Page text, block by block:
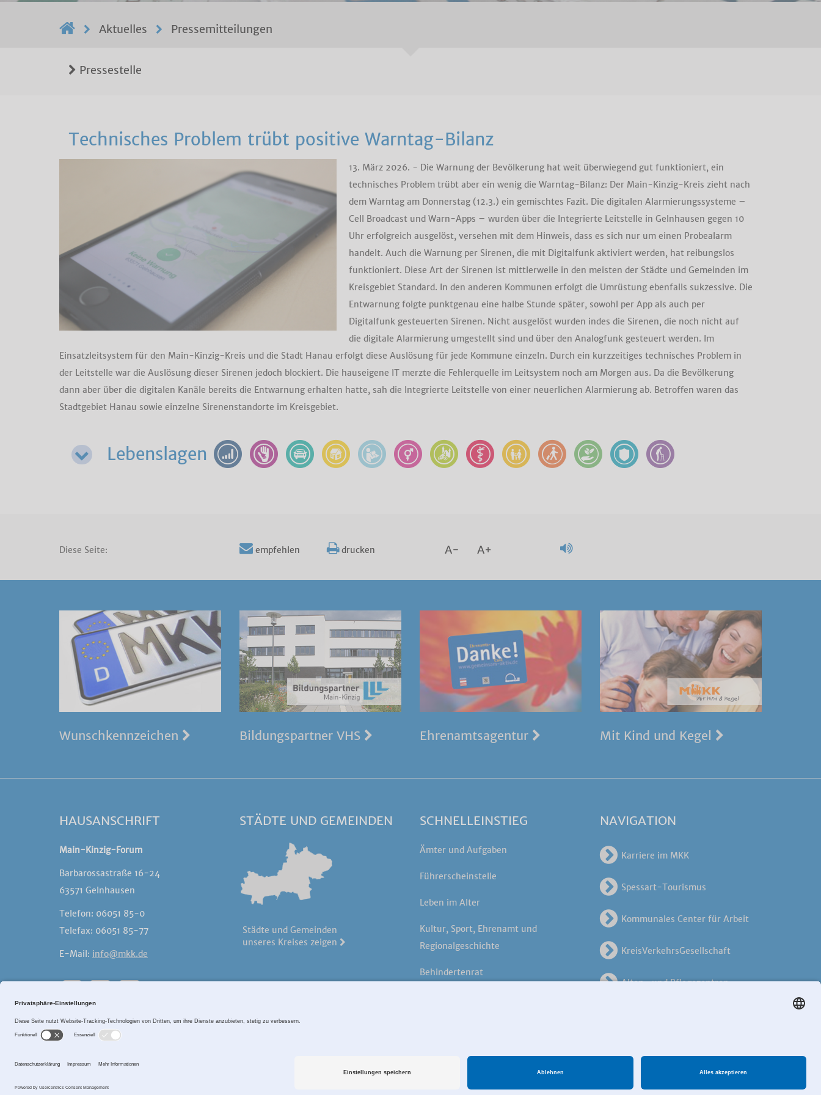
Aktuelles Pressemitteilungen
Pressestelle
Technisches Problem trübt positive Warntag-Bilanz
13. März 2026. - Die Warnung der Bevölkerung hat weit überwiegend gut funktioniert, ein
technisches Problem trübt aber ein wenig die Warntag-Bilanz: Der Main-Kinzig-Kreis zieht nach
dem Warntag am Donnerstag (12.3.) ein gemischtes Fazit. Die digitalen Alarmierungssysteme –
Cell Broadcast und Warn-Apps – wurden über die Integrierte Leitstelle in Gelnhausen gegen 10
Uhr erfolgreich ausgelöst, versehen mit dem Hinweis, dass es sich nur um einen Probealarm
handelt. Auch die Warnung per Sirenen, die mit Digitalfunk aktiviert werden, hat reibungslos
funktioniert. Diese Art der Sirenen ist mittlerweile in den meisten der Städte und Gemeinden im
Kreisgebiet Standard. In den anderen Kommunen erfolgt die Umrüstung ebenfalls sukzessive. Die
Entwarnung folgte punktgenau eine halbe Stunde später, sowohl per App als auch per
Digitalfunk gesteuerten Sirenen. Nicht ausgelöst wurden indes die Sirenen, die noch nicht auf
die digitale Alarmierung umgestellt sind und über den Analogfunk gesteuert werden. Im
Einsatzleitsystem für den Main-Kinzig-Kreis und die Stadt Hanau erfolgt diese Auslösung für jede Kommune einzeln. Durch ein kurzzeitiges technisches Problem in
der Leitstelle war die Auslösung dieser Sirenen jedoch blockiert. Die hauseigene IT merzte die Fehlerquelle im Leitsystem noch am Morgen aus. Da die Bevölkerung
dann aber über die digitalen Kanäle bereits die Entwarnung erhalten hatte, sah die Integrierte Leitstelle von einer neuerlichen Alarmierung ab. Betroffen waren das
Stadtgebiet Hanau sowie einzelne Sirenenstandorte im Kreisgebiet.
Lebenslagen
Diese Seite: empfehlen drucken A- A+
Wunschkennzeichen Bildungspartner VHS Ehrenamtsagentur Mit Kind und Kegel
HAUSANSCHRIFT
Main-Kinzig-Forum
Barbarossastraße 16-24
63571 Gelnhausen
Telefon: 06051 85-0
Telefax: 06051 85-77
E-Mail: info@mkk.de
STÄDTE UND GEMEINDEN
Städte und Gemeinden
unseres Kreises zeigen
SCHNELLEINSTIEG
Ämter und Aufgaben
Führerscheinstelle
Leben im Alter
Kultur, Sport, Ehrenamt und
Regionalgeschichte
Behindertenrat
NAVIGATION
Karriere im MKK
Spessart-Tourismus
Kommunales Center für Arbeit
KreisVerkehrsGesellschaft
Alten- und Pflegezentren
©2017